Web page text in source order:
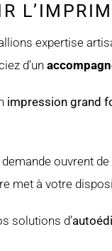
expertise
d’un
impression grand
ouvrent
met à votre
solutions d’